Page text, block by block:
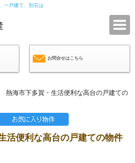
一戸建て、別荘は
お問合せはこちら
海市下多賀・生活便利な高台の戸建ての
活便利な高台の戸建ての物件